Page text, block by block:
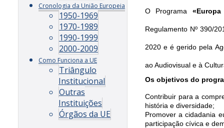
Cronologia da União Europeia
1950-1969
1970-1989
1990-1999
2000-2009
Como Funciona a UE
Triângulo
Institucional
Outras
Instituições
Órgãos da UE
O Programa «
Regulamento Nº 390/
2020 e é gerido pela
ao Audiovisual e à
Os objetivos do
Contribuir para a
história e diversidade;
Promover a cidadania
participação cívica e